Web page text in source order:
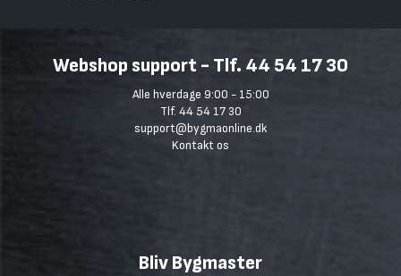
Webshop support - Tlf. 44 54 17 30
Alle hverdage 9:00 - 15:00
Tlf. 44 54 17 30
support@bygmaonline.dk
Kontakt os
Bliv Bygmaster